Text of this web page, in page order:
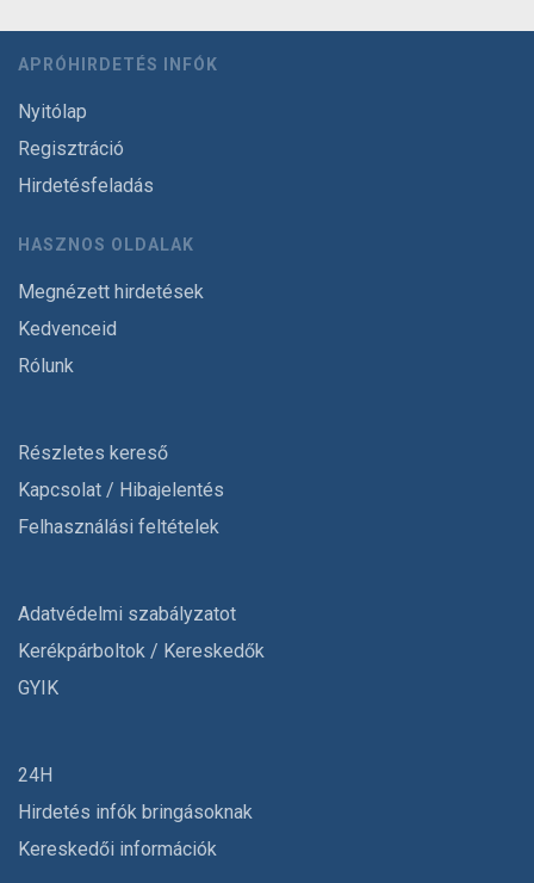
APRÓHIRDETÉS INFÓK
Nyitólap
Regisztráció
Hirdetésfeladás
HASZNOS OLDALAK
Megnézett hirdetések
Kedvenceid
Rólunk
Részletes kereső
Kapcsolat / Hibajelentés
Felhasználási feltételek
Adatvédelmi szabályzatot
Kerékpárboltok / Kereskedők
GYIK
24H
Hirdetés infók bringásoknak
Kereskedői információk